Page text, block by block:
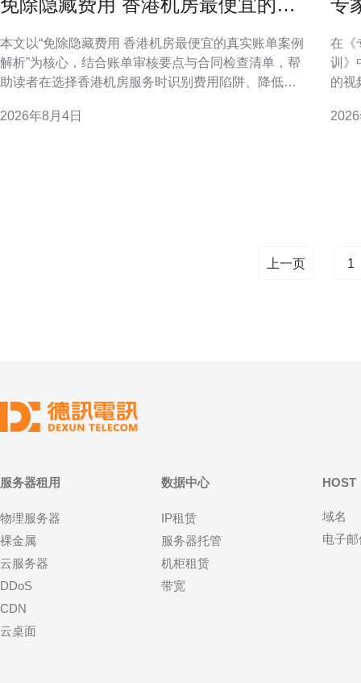
免除隐藏费用 香港机房最便宜的真
本文以“免除隐藏费用 香港机房最便宜的真实账单案例
解析”为核心，结合账单审核要点与合同检查清单，帮
助读者在选择香港机房服务时识别费用陷阱、降低总
关注香港机房的隐藏费用很重要 香港机房常见的隐性
2026年8月4日
专
在《
训》
的视
布局
上一页 1
服务器租用
物理服务器
裸金属
云服务器
DDoS
CDN
云桌面
数据中心
IP租赁
服务器托管
机柜租赁
带宽
HOST
域名
电子